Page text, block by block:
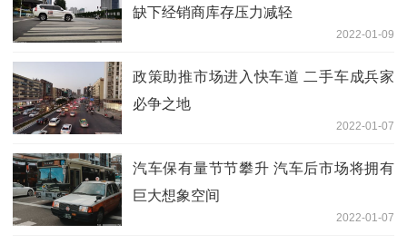
缺下经销商库存压力减轻
2022-01-09
政策助推市场进入快车道 二手车成兵家
必争之地
2022-01-07
汽车保有量节节攀升 汽车后市场将拥有
巨大想象空间
2022-01-07